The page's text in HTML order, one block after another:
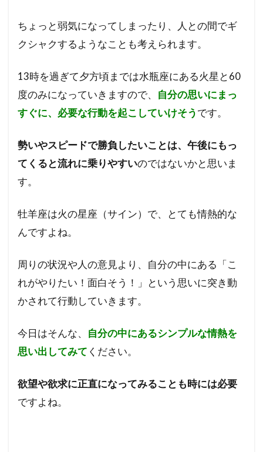
ちょっと弱気になってしまったり、人との間でギ
クシャクするようなことも考えられます。
13時を過ぎて夕方頃までは水瓶座にある火星と60
度のみになっていきますので、 自分の思いにまっ
すぐに、必要な行動を起こしていけそうです。
勢いやスピードで勝負したいことは、午後にもっ
てくると流れに乗りやすいのではないかと思いま
す。
牡羊座は火の星座（サイン）で、とても情熱的な
んですよね。
周りの状況や人の意見より、自分の中にある「こ
れがやりたい！面白そう！」という思いに突き動
かされて行動していきます。
今日はそんな、 自分の中にあるシンプルな情熱を
思い出してみて ください。
欲望や欲求に正直になってみることも時には必要
ですよね。